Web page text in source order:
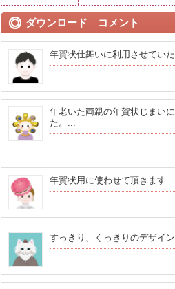
ダウンロード コメント
年賀状仕舞いに利用させていた
年老いた両親の年賀状じまい
た。...
年賀状用に使わせて頂きます
すっきり、くっきりのデザイ